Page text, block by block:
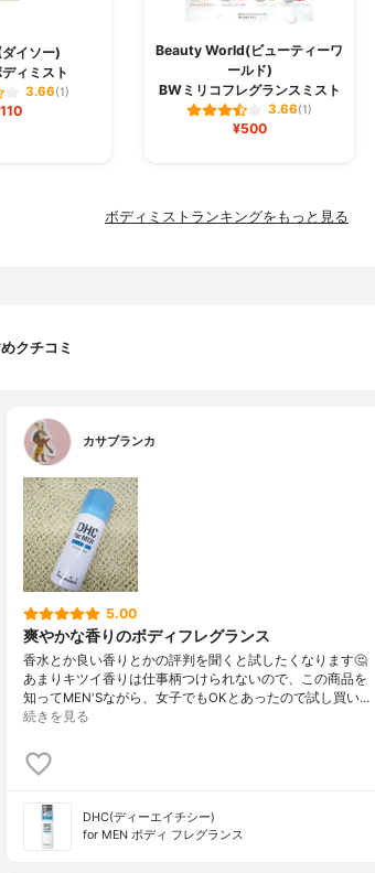
イソー)
ィミスト
3.66(1)
Beauty World(ビューティーワ
ールド)
BWミリコフレグランスミスト
3.66(1)
¥500
ボディミストランキングをもっと見る
クチコミ
カサブランカ
5.00
爽やかな香りのボディフレグランス
香水とか良い香りとかの評判を聞くと試したくなります🤔
あまりキツイ香りは仕事柄つけられないので、この商品を
知ってMEN'Sながら、女子でもOKとあったので試し買い…
続きを見る
DHC(ディーエイチシー)
for MEN ボディ フレグランス